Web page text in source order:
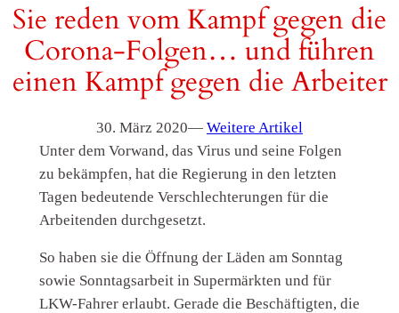
Sie reden vom Kampf gegen die
Corona-Folgen… und führen
einen Kampf gegen die Arbeiter
30. März 2020— Weitere Artikel
Unter dem Vorwand, das Virus und seine Folgen
zu bekämpfen, hat die Regierung in den letzten
Tagen bedeutende Verschlechterungen für die
Arbeitenden durchgesetzt.
So haben sie die Öffnung der Läden am Sonntag
sowie Sonntagsarbeit in Supermärkten und für
LKW-Fahrer erlaubt. Gerade die Beschäftigten, die